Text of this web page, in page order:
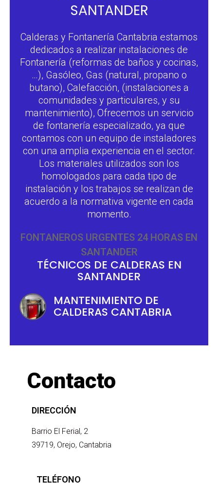
SANTANDER
Calderas y Fontanería Cantabria estamos
dedicados a realizar instalaciones de
Fontanería (reformas de baños y cocinas,
…), Gasóleo, Gas (natural, propano o
butano), Calefacción, (instalaciones a
comunidades y particulares, y su
mantenimiento), Ofrecemos un servicio
de fontanería especializado, ya que
contamos con un equipo de instaladores
con una amplia experiencia en el sector.
Los materiales utilizados son los
homologados para cada tipo de
instalación y los trabajos se realizan de
acuerdo a la normativa vigente en cada
momento.
FONTANEROS URGENTES 24 HORAS EN
SANTANDER
TÉCNICOS DE CALDERAS EN
SANTANDER
MANTENIMIENTO DE
CALDERAS CANTABRIA
Contacto
DIRECCIÓN
Barrio El Ferial, 2
39719, Orejo, Cantabria
TELÉFONO